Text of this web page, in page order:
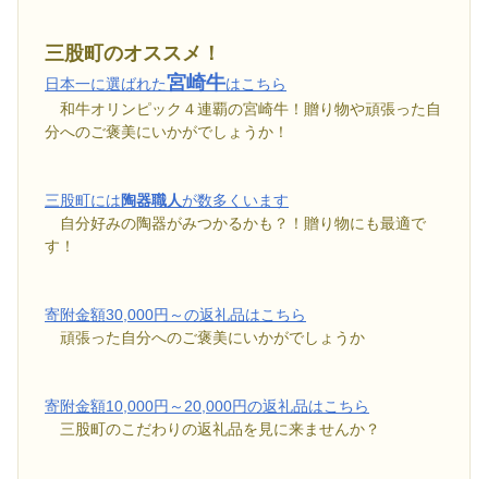
三股町のオススメ！
日本一に選ばれた宮崎牛はこちら
和牛オリンピック４連覇の宮崎牛！贈り物や頑張った自
分へのご褒美にいかがでしょうか！
三股町には陶器職人が数多くいます
自分好みの陶器がみつかるかも？！贈り物にも最適で
す！
寄附金額30,000円～の返礼品はこちら
頑張った自分へのご褒美にいかがでしょうか
寄附金額10,000円～20,000円の返礼品はこちら
三股町のこだわりの返礼品を見に来ませんか？